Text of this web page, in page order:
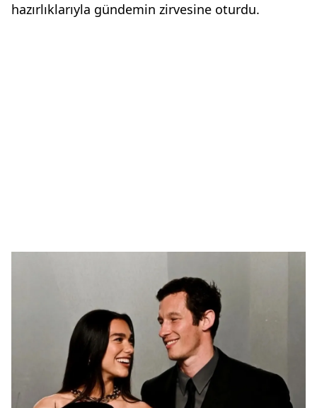
hazırlıklarıyla gündemin zirvesine oturdu.